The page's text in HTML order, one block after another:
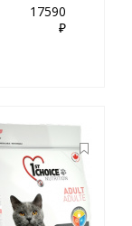
17590
₽